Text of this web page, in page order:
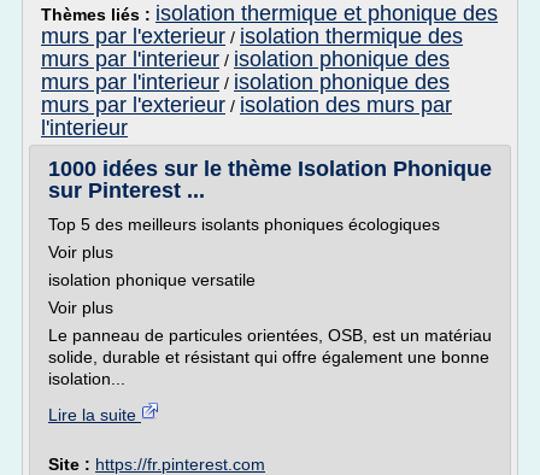
Thèmes liés : isolation thermique et phonique des
murs par l'exterieur / isolation thermique des
murs par l'interieur / isolation phonique des
murs par l'interieur / isolation phonique des
murs par l'exterieur / isolation des murs par
l'interieur
1000 idées sur le thème Isolation Phonique
sur Pinterest ...
Top 5 des meilleurs isolants phoniques écologiques
Voir plus
isolation phonique versatile
Voir plus
Le panneau de particules orientées, OSB, est un matériau
solide, durable et résistant qui offre également une bonne
isolation...
Lire la suite
Site : https://fr.pinterest.com